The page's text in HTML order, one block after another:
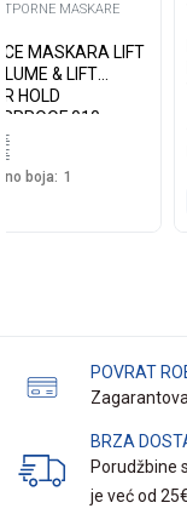
MASKARE
MASKARA LIFT
& LIFT
HOLD
010
€
€
boja: 1
POVRAT
BRZA
Porudžbine
je već od 25€.